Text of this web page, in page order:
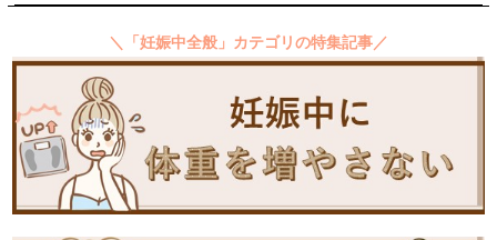
＼「妊娠中全般」カテゴリの特集記事／